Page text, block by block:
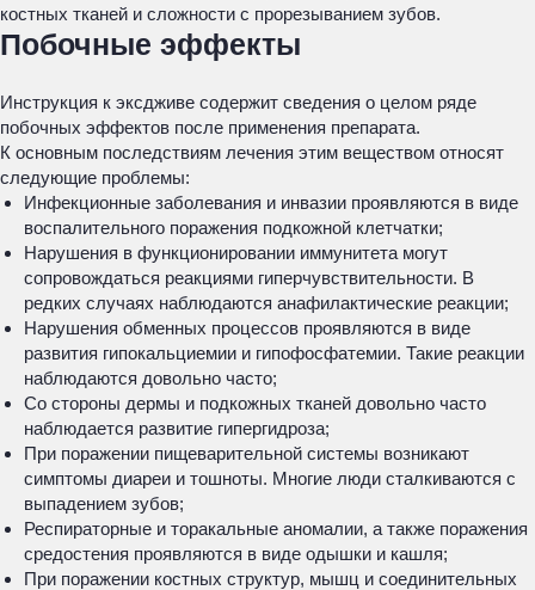
костных тканей и сложности с прорезыванием зубов.
Побочные эффекты
Инструкция к эксдживе содержит сведения о целом ряде
побочных эффектов после применения препарата.
К основным последствиям лечения этим веществом относят
следующие проблемы:
Инфекционные заболевания и инвазии проявляются в виде
воспалительного поражения подкожной клетчатки;
Нарушения в функционировании иммунитета могут
сопровождаться реакциями гиперчувствительности. В
редких случаях наблюдаются анафилактические реакции;
Нарушения обменных процессов проявляются в виде
развития гипокальциемии и гипофосфатемии. Такие реакции
наблюдаются довольно часто;
Со стороны дермы и подкожных тканей довольно часто
наблюдается развитие гипергидроза;
При поражении пищеварительной системы возникают
симптомы диареи и тошноты. Многие люди сталкиваются с
выпадением зубов;
Респираторные и торакальные аномалии, а также поражения
средостения проявляются в виде одышки и кашля;
При поражении костных структур, мышц и соединительных